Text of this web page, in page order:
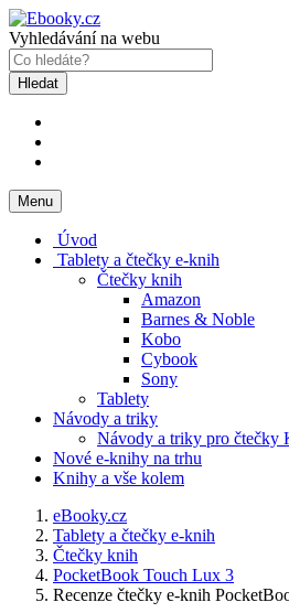
Vyhledávání na webu
Hledat
Menu
Úvod
Tablety a čtečky e-knih
Čtečky knih
Amazon
Barnes & Noble
Kobo
Cybook
Sony
Tablety
Návody a triky
Návody a triky pro čtečky
Nové e-knihy na trhu
Knihy a vše kolem
eBooky.cz
Tablety a čtečky e-knih
Čtečky knih
PocketBook Touch Lux 3
Recenze čtečky e-knih